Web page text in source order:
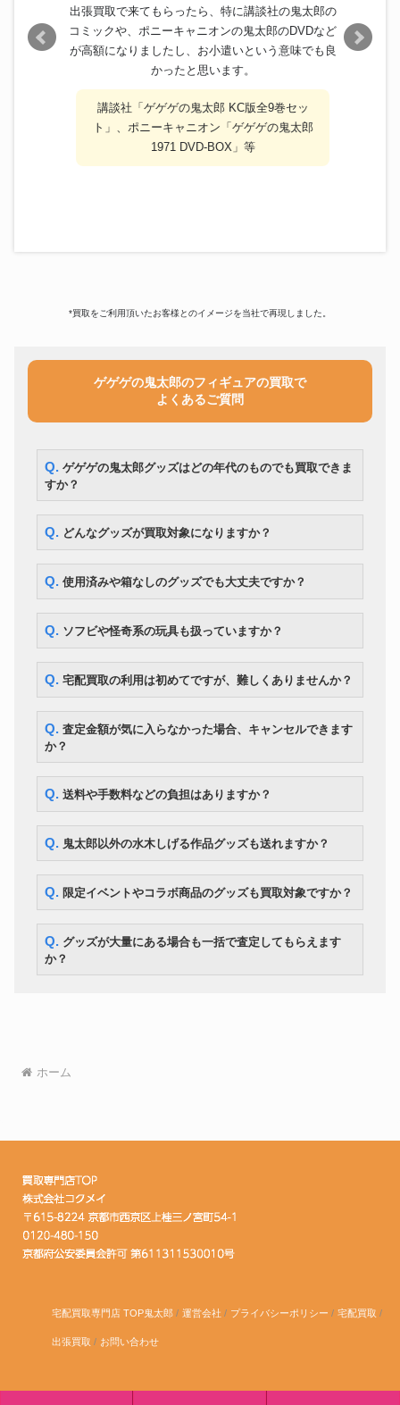
出張買取で来てもらったら、特に講談社の鬼太郎の
コミックや、ポニーキャニオンの鬼太郎のDVDなど
が高額になりましたし、お小遣いという意味でも良
かったと思います。
講談社「ゲゲゲの鬼太郎 KC版全9巻セッ
ト」、ポニーキャニオン「ゲゲゲの鬼太郎
1971 DVD-BOX」等
*買取をご利用頂いたお客様とのイメージを当社で再現しました。
ゲゲゲの鬼太郎のフィギュアの買取で
よくあるご質問
Q. ゲゲゲの鬼太郎グッズはどの年代のものでも買取できま
すか？
Q. どんなグッズが買取対象になりますか？
Q. 使用済みや箱なしのグッズでも大丈夫ですか？
Q. ソフビや怪奇系の玩具も扱っていますか？
Q. 宅配買取の利用は初めてですが、難しくありませんか？
Q. 査定金額が気に入らなかった場合、キャンセルできます
か？
Q. 送料や手数料などの負担はありますか？
Q. 鬼太郎以外の水木しげる作品グッズも送れますか？
Q. 限定イベントやコラボ商品のグッズも買取対象ですか？
Q. グッズが大量にある場合も一括で査定してもらえます
か？
ホーム
宅配買取専門店 TOP鬼太郎 運営会社 プライバシーポリシー 宅配買取
出張買取 お問い合わせ